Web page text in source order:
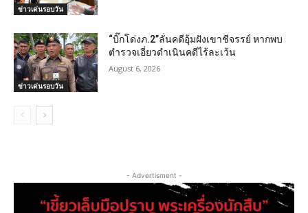
ข่าวเด่นรอบวัน
ข่าวเด่นรอบวัน
“บิ๊กโด่งภ.2”ลั่นคดีอุ้มฝังเขาชีจรรย์ หากพบ
ตำรวจเอี่ยวดำเนินคดีไร้ละเว้น
August 6, 2026
- Advertisment -